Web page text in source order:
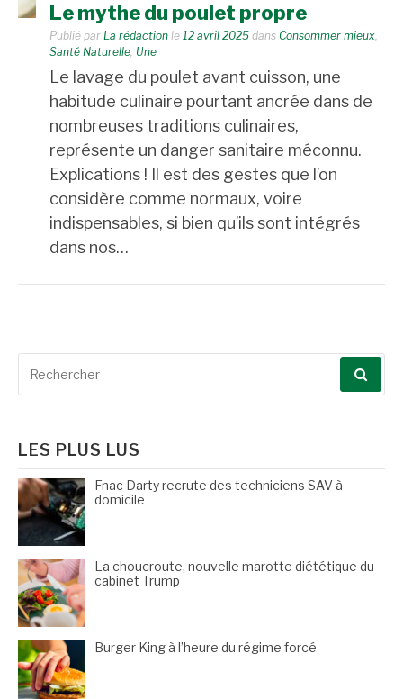
Le mythe du poulet propre
Publié par La rédaction le 12 avril 2025 dans Consommer mieux,
Santé Naturelle, Une
Le lavage du poulet avant cuisson, une
habitude culinaire pourtant ancrée dans de
nombreuses traditions culinaires,
représente un danger sanitaire méconnu.
Explications ! Il est des gestes que l’on
considère comme normaux, voire
indispensables, si bien qu’ils sont intégrés
dans nos…
LES PLUS LUS
Fnac Darty recrute des techniciens SAV à
domicile
La choucroute, nouvelle marotte diététique du
cabinet Trump
Burger King à l’heure du régime forcé